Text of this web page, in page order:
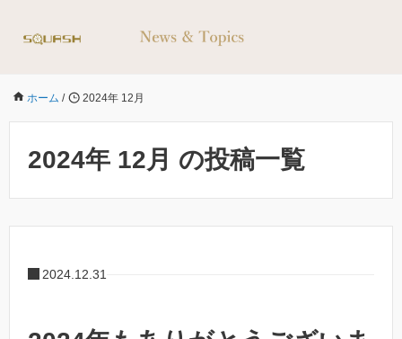
ホーム / 2024年 12月
2024年 12月 の投稿一覧
2024.12.31